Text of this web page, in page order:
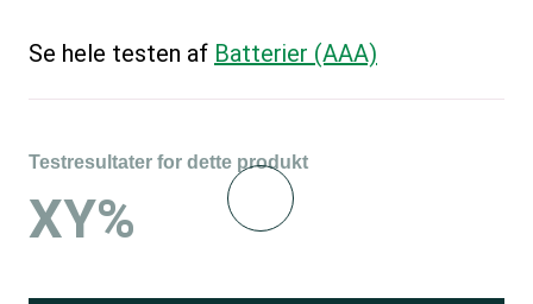
Se hele testen af Batterier (AAA)
Testresultater for dette produkt
XY%